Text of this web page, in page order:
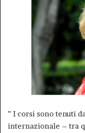
” I corsi sono tenuti
internazionale – tra